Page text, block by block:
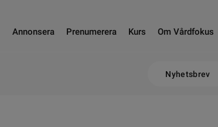
Annonsera Prenumerera Kurs Om Vårdfokus
Nyhetsbrev